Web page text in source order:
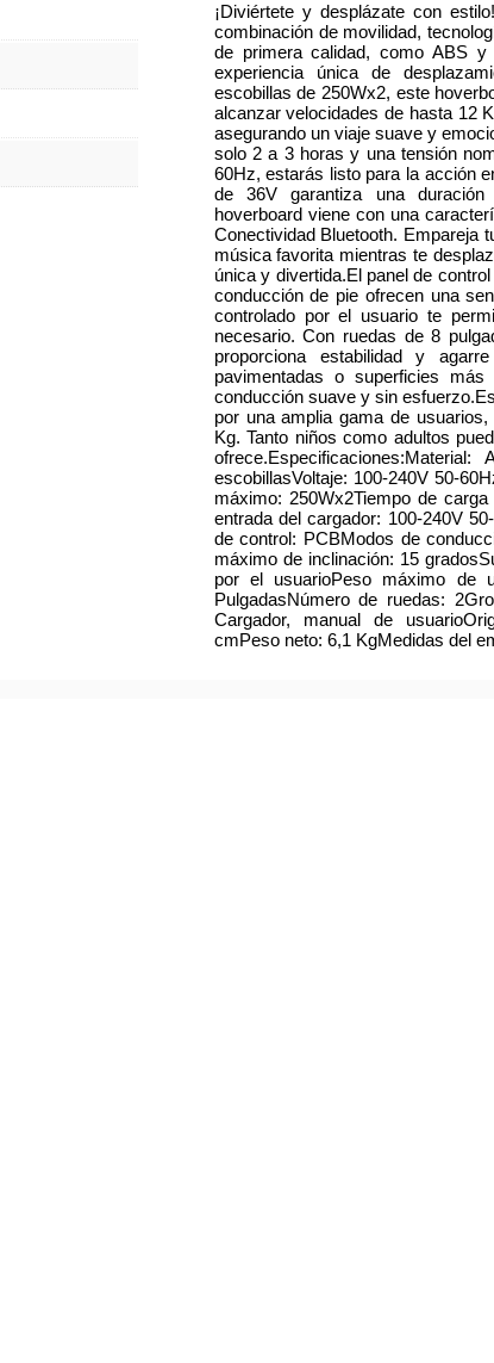
¡Diviértete y desplázate con
combinación de movilidad,
de primera calidad, como ABS
experiencia única de
escobillas de 250Wx2, este
alcanzar velocidades de hasta 12
asegurando un viaje suave y
solo 2 a 3 horas y una tensión
60Hz, estarás listo para la acción
de 36V garantiza una duración
hoverboard viene con una
Conectividad Bluetooth. Empareja
música favorita mientras te
única y divertida.El panel de
conducción de pie ofrecen una
controlado por el usuario te
necesario. Con ruedas de 8
proporciona estabilidad y
pavimentadas o superficies
conducción suave y sin
por una amplia gama de
Kg. Tanto niños como adultos
escobillasVoltaje: 100-240V 50-
máximo: 250Wx2Tiempo de
entrada del cargador: 100-240V
de control: PCBModos de
máximo de inclinación: 15
por el usuarioPeso máximo de
PulgadasNúmero de ruedas:
Cargador, manual de
cmPeso neto: 6,1 KgMedidas del